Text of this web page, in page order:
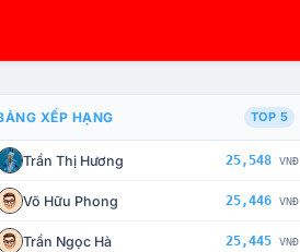
CHẾ TÀI XỬ LÝ VI PHẠM
XẾP HẠNG TOP 5
Trần Thị Hương 25,548 VNĐ
Võ Hữu Phong 25,446 VNĐ
Trần Ngọc Hà 25,445 VNĐ